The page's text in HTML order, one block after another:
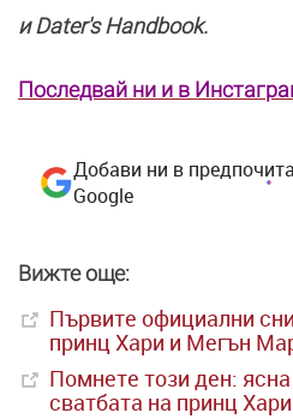
и Dater's Handbook.
Последвай ни и в
Добави ни в
Google
Вижте още:
Първите официални
принц Хари и Мегън
Помнете този ден:
сватбата на принц